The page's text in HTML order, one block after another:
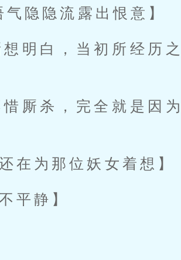
隐隐流露出恨意】
明白，当初所经历之
厮杀，完全就是因为
在为那位妖女着想】
平静】